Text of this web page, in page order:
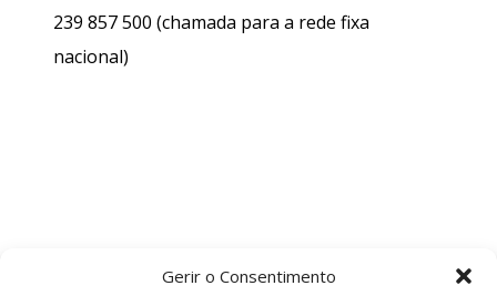
Gerir o Consentimento
239 857 500 (chamada para a rede fixa
nacional)